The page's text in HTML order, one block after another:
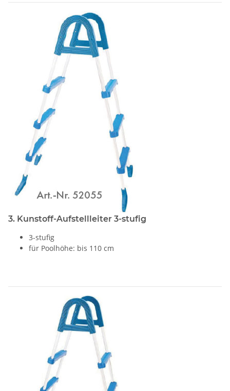
3. Kunstoff-Aufstellleiter 3-stufig
3-stufig
für Poolhöhe: bis 110 cm